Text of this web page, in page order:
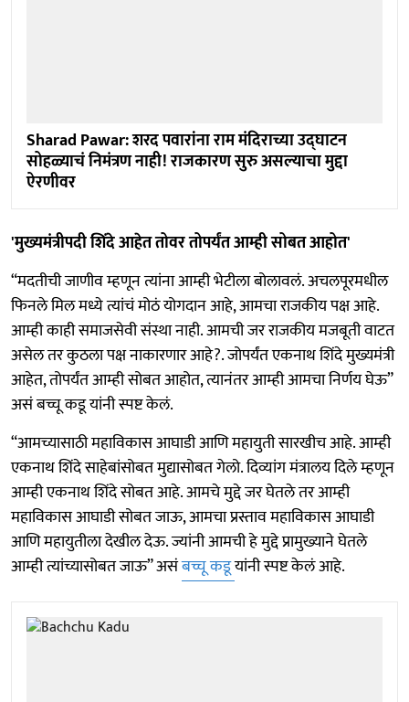
Sharad Pawar: शरद पवारांना राम मंदिराच्या उद्घाटन
सोहळ्याचं निमंत्रण नाही! राजकारण सुरु असल्याचा मुद्दा
ऐरणीवर
'मुख्यमंत्रीपदी शिंदे आहेत तोवर तोपर्यंत आम्ही सोबत आहोत'
“मदतीची जाणीव म्हणून त्यांना आम्ही भेटीला बोलावलं. अचलपूरमधील
फिनले मिल मध्ये त्यांचं मोठं योगदान आहे, आमचा राजकीय पक्ष आहे.
आम्ही काही समाजसेवी संस्था नाही. आमची जर राजकीय मजबूती वाटत
असेल तर कुठला पक्ष नाकारणार आहे?. जोपर्यंत एकनाथ शिंदे मुख्यमंत्री
आहेत, तोपर्यंत आम्ही सोबत आहोत, त्यानंतर आम्ही आमचा निर्णय घेऊ”
असं बच्चू कडू यांनी स्पष्ट केलं.
“आमच्यासाठी महाविकास आघाडी आणि महायुती सारखीच आहे. आम्ही
एकनाथ शिंदे साहेबांसोबत मुद्यासोबत गेलो. दिव्यांग मंत्रालय दिले म्हणून
आम्ही एकनाथ शिंदे सोबत आहे. आमचे मुद्दे जर घेतले तर आम्ही
महाविकास आघाडी सोबत जाऊ, आमचा प्रस्ताव महाविकास आघाडी
आणि महायुतीला देखील देऊ. ज्यांनी आमची हे मुद्दे प्रामुख्याने घेतले
आम्ही त्यांच्यासोबत जाऊ” असंबच्चू कडूयांनी स्पष्ट केलं आहे.